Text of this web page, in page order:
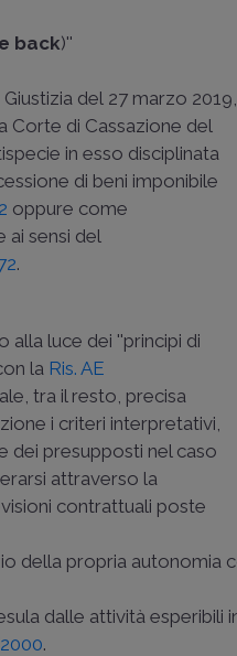
back)''
del 27 marzo
Corte di Cassazione del
in esso disciplinata
di beni imponibile
oppure come
ai sensi del
.
alla luce dei ''principi di
la Ris. AE
tra il resto, precisa
i criteri interpretativi,
dei presupposti nel caso
attraverso la
contrattuali poste
della propria autonomia
dalle attività esperibili
.